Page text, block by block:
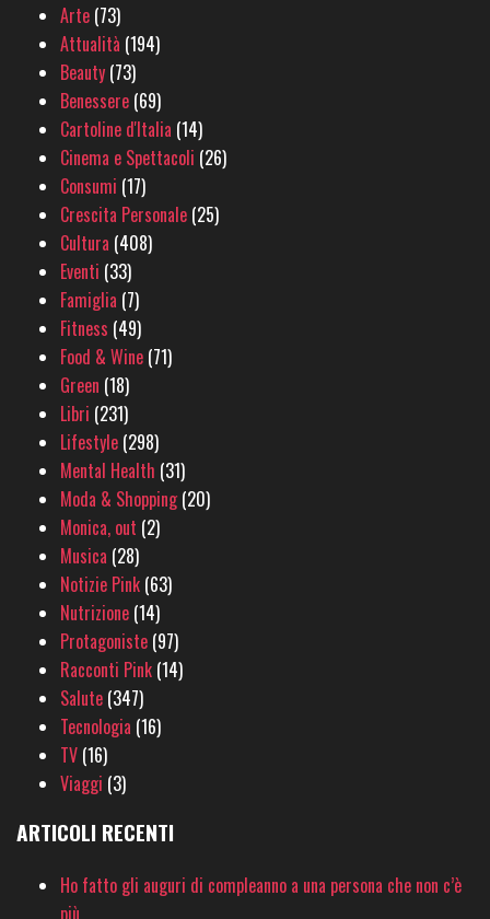
Arte (73)
Attualità (194)
Beauty (73)
Benessere (69)
Cartoline d'Italia (14)
Cinema e Spettacoli (26)
Consumi (17)
Crescita Personale (25)
Cultura (408)
Eventi (33)
Famiglia (7)
Fitness (49)
Food & Wine (71)
Green (18)
Libri (231)
Lifestyle (298)
Mental Health (31)
Moda & Shopping(20)
Monica, out (2)
Musica (28)
Notizie Pink (63)
Nutrizione (14)
Protagoniste (97)
Racconti Pink (14)
Salute (347)
Tecnologia (16)
TV (16)
Viaggi (3)
ARTICOLI RECENTI
Ho fatto gli auguri di compleanno a una persona che non c’è
più